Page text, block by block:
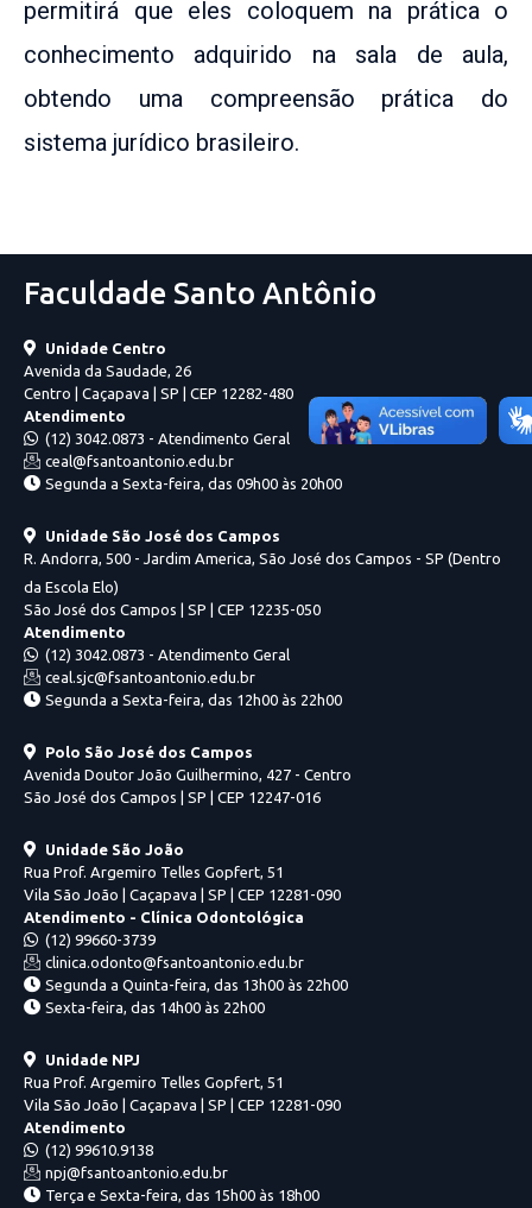
permitirá que eles coloquem na prática o
conhecimento adquirido na sala de aula,
obtendo uma compreensão prática do
sistema jurídico brasileiro.
Faculdade Santo Antônio
Unidade Centro
Avenida da Saudade, 26
Centro | Caçapava | SP | CEP 12282-480
Atendimento
(12) 3042.0873 - Atendimento Geral
ceal@fsantoantonio.edu.br
Segunda a Sexta-feira, das 09h00 às 20h00
Unidade São José dos Campos
R. Andorra, 500 - Jardim America, São José dos Campos - SP (Dentro
da Escola Elo)
São José dos Campos | SP | CEP 12235-050
Atendimento
(12) 3042.0873 - Atendimento Geral
ceal.sjc@fsantoantonio.edu.br
Segunda a Sexta-feira, das 12h00 às 22h00
Polo São José dos Campos
Avenida Doutor João Guilhermino, 427 - Centro
São José dos Campos | SP | CEP 12247-016
Unidade São João
Rua Prof. Argemiro Telles Gopfert, 51
Vila São João | Caçapava | SP | CEP 12281-090
Atendimento - Clínica Odontológica
(12) 99660-3739
clinica.odonto@fsantoantonio.edu.br
Segunda a Quinta-feira, das 13h00 às 22h00
Sexta-feira, das 14h00 às 22h00
Unidade NPJ
Rua Prof. Argemiro Telles Gopfert, 51
Vila São João | Caçapava | SP | CEP 12281-090
Atendimento
(12) 99610.9138
npj@fsantoantonio.edu.br
Terça e Sexta-feira, das 15h00 às 18h00